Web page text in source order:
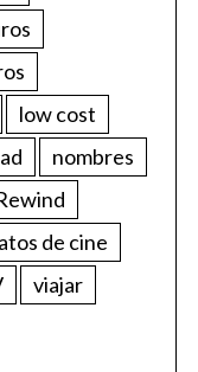
low cost
nombres
de cine
viajar